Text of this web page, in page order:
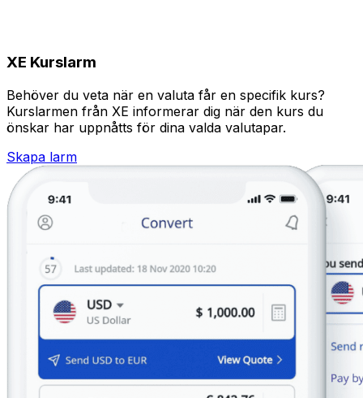
XE Kurslarm
Behöver du veta när en valuta får en specifik kurs?
Kurslarmen från XE informerar dig när den kurs du
önskar har uppnåtts för dina valda valutapar.
Skapa larm